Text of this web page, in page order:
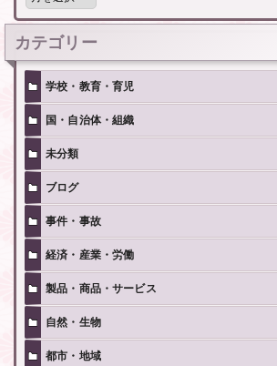
記
事
カテゴリー
学校・教育・育児
国・自治体・組織
未分類
ブログ
事件・事故
経済・産業・労働
製品・商品・サービス
自然・生物
都市・地域